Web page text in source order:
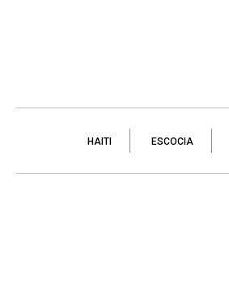
HAITI ESCOCIA